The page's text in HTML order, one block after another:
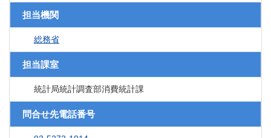
担当機関
総務省
担当課室
統計局統計調査部消費統計課
問合せ先電話番号